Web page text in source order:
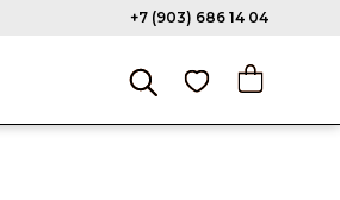
+7 (903) 686 14 04